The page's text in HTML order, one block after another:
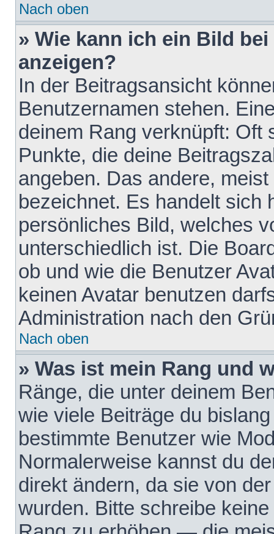
Nach oben
» Wie kann ich ein Bild
anzeigen?
In der Beitragsansicht
Benutzernamen stehen.
deinem Rang verknüpft: Oft
Punkte, die deine
angeben. Das andere,
bezeichnet. Es handelt sich
persönliches Bild, welches
unterschiedlich ist. Die
ob und wie die Benutzer
keinen Avatar benutzen
Administration nach den
Nach oben
» Was ist mein Rang und
Ränge, die unter deinem
wie viele Beiträge du
bestimmte Benutzer wie
Normalerweise kannst du
direkt ändern, da sie von
wurden. Bitte schreibe